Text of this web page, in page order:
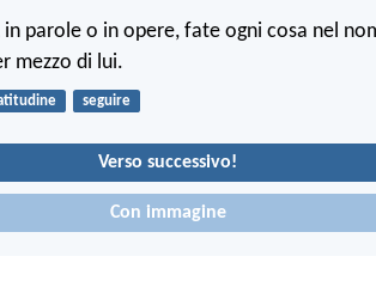
parole o in opere, fate ogni cosa nel
mezzo di lui.
seguire
Verso successivo!
Con immagine